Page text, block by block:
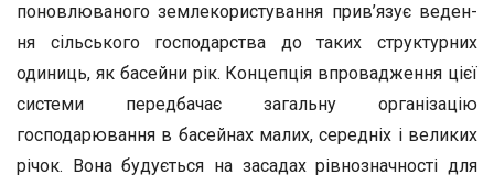
поновлюваного землекористування прив’язує веден­
ня сільського господарства до таких структурних
одиниць, як ба­сейни рік. Концепція впровадження цієї
системи передбачає за­гальну організацію
господарювання в басейнах малих, середніх і великих
річок. Вона будується на засадах рівнозначності для